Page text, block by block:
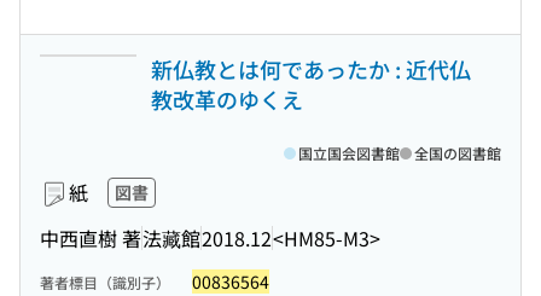
新仏教とは何であったか : 近代仏
教改革のゆくえ
紙 図書
中西直樹 著法藏館2018.12<HM85-M3>
国立国会図書館 全国の図書館
著者標目（識別子） 00836564